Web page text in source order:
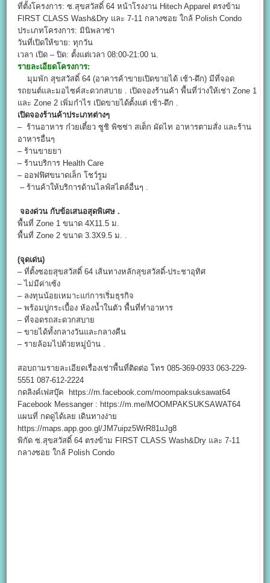
ที่ตั้งโครงการ: ซ.สุขสวัสดิ์ 64 หน้าโรงงาน Hitech Apparel ตรงข้าม
FIRST CLASS Wash&Dry และ 7-11 กลางซอย ใกล้ Polish Condo
ประเภทโครงการ: มินิพลาซ่า
วันที่เปิดให้ขาย: ทุกวัน
เวลา เปิด – ปิด: ตั้งแต่เวลา 08:00-21:00 น.
รายละเอียดโครงการ:
มุมพัก สุขสวัสดิ์ 64 (อาคารค้าขายเปิดขายได้ เช้า-ดึก) มีที่จอด
รถยนต์และมอไซค์สะดวกสบาย . เปิดจองร้านค้า พื้นที่ว่างให้เช่า Zone 1
และ Zone 2 เพิ่มกำไร เปิดขายได้ตั้งแต่ เช้า-ดึก .
เปิดจองร้านค้าประเภทต่างๆ
– ร้านอาหาร ก๋วยเตี๋ยว ซูชิ พิซซ่า สเต็ก ผัดไท อาหารตามสั่ง และร้าน
อาหารอื่นๆ
– ร้านขายยา
– ร้านบริการ Health Care
– ออฟฟิศขนาดเล็ก โชว์รูม
– ร้านค้าให้บริการด้านไลฟ์สไตล์อื่นๆ .
จองด่วน กับข้อเสนอสุดพิเศษ .
พื้นที่ Zone 1 ขนาด 4X11.5 ม.
พื้นที่ Zone 2 ขนาด 3.3X9.5 ม. .
(จุดเด่น)
– ที่ตั้งซอยสุขสวัสดิ์ 64 เส้นทางหลักสุขสวัสดิ์-ประชาอุทิศ
– ไม่มีค่าเซ้ง
– ลงทุนน้อยเหมาะแก่การเริ่มธุรกิจ
– พร้อมปูกระเบื้อง ห้องน้ำในตัว พื้นที่ทำอาหาร
– ที่จอดรถสะดวกสบาย
– ขายได้ทั้งกลางวันและกลางคืน
– รายล้อมไปด้วยหมู่บ้าน .
สอบถามรายละเอียดเรื่องเช่าพื้นที่ติดต่อ โทร 085-369-0933 063-229-
5551 087-612-2224
กดลิงค์เฟสบุ๊ค https://m.facebook.com/moompaksuksawat64
Facebook Messanger : https://m.me/MOOMPAKSUKSAWAT64
แผนที่ กดดูได้เลย เดินทางง่าย
https://maps.app.goo.gl/JM7uipz5WrR81uJg8
พิกัด ซ.สุขสวัสดิ์ 64 ตรงข้าม FIRST CLASS Wash&Dry และ 7-11
กลางซอย ใกล้ Polish Condo